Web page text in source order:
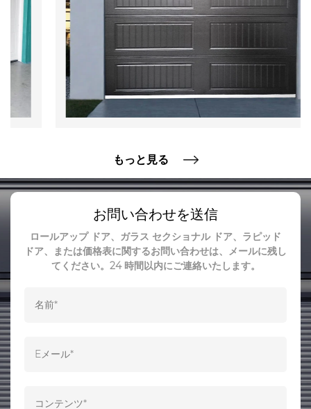
もっと見る
お問い合わせを送信
ロールアップ ドア、ガラス セクショナル ドア、ラピッド
ドア、または価格表に関するお問い合わせは、メールに残し
てください。24 時間以内にご連絡いたします。